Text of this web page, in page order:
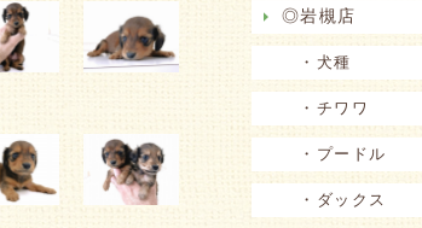
◎岩槻店
・犬種
・チワワ
・プードル
・ダックス